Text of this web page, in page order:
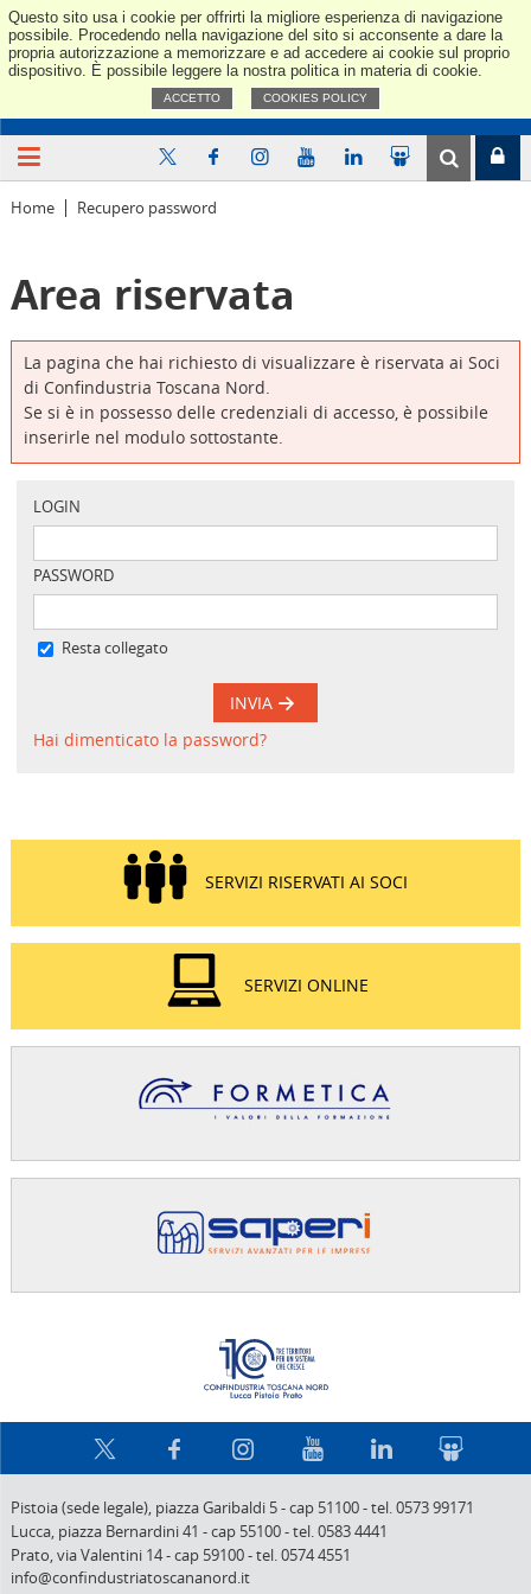
Questo sito usa i cookie per offrirti la migliore esperienza di navigazione
possibile. Procedendo nella navigazione del sito si acconsente a dare la
propria autorizzazione a memorizzare e ad accedere ai cookie sul proprio
dispositivo. È possibile leggere la nostra politica in materia di cookie.
ACCETTO COOKIES POLICY
Home Recupero password
Area riservata
La pagina che hai richiesto di visualizzare è riservata ai Soci
di Confindustria Toscana Nord.
Se si è in possesso delle credenziali di accesso, è possibile
inserirle nel modulo sottostante.
LOGIN
PASSWORD
Resta collegato
INVIA
Hai dimenticato la password?
SERVIZI RISERVATI AI SOCI
SERVIZI ONLINE
Pistoia (sede legale), piazza Garibaldi 5-cap 51100-tel. 0573 99171
Lucca, piazza Bernardini 41 -cap 55100-tel. 0583 4441
Prato,via Valentini 14-cap 59100-tel. 0574 4551
info@confindustriatoscananord.it